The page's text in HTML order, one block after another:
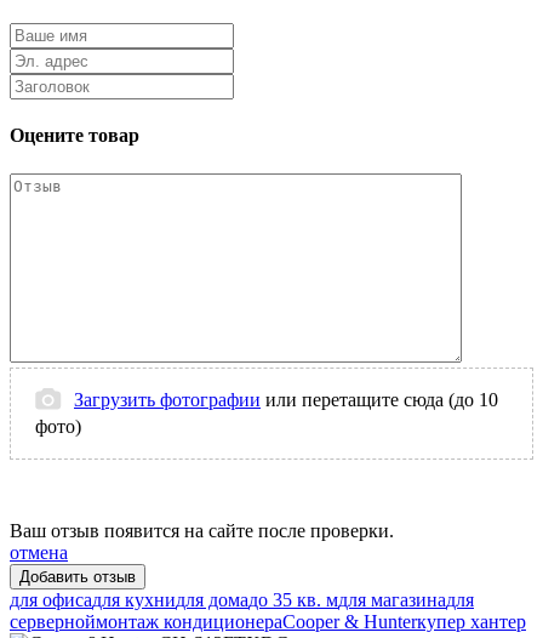
Оцените товар
Загрузить фотографии или перетащите сюда (до 10
фото)
Ваш отзыв появится на сайте после проверки.
отмена
для офисадля кухнидля домадо 35 кв. мдля магазинадля
серверноймонтаж кондиционераCooper & Hunterкупер хантер